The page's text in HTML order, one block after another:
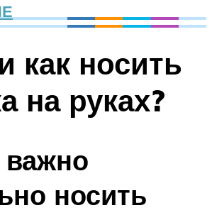
как носить
на руках?
носить